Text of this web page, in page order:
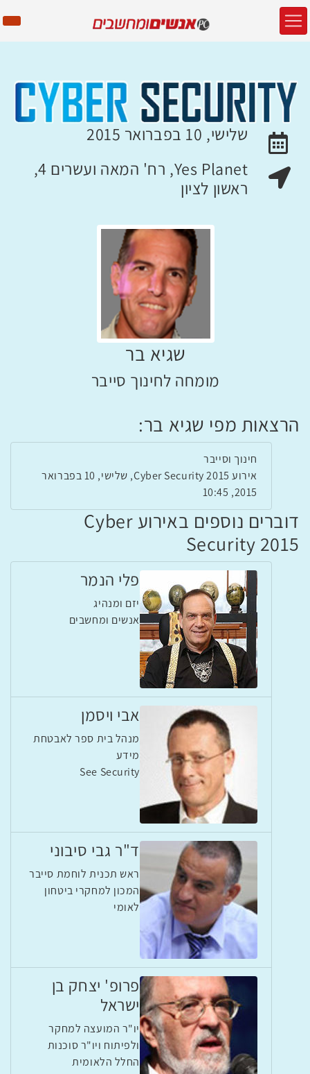
האירוע יתקיים בתאריך
שלישי, 10 בפברואר 2015
מקום האירוע:
Yes Planet, רח' המאה ועשרים 4,
ראשון לציון
שגיא בר
מומחה לחינוך סייבר
הרצאות מפי שגיא בר:
חינוך וסייבר
אירוע Cyber Security 2015, שלישי, 10 בפברואר
2015, 10:45
דוברים נוספים באירוע Cyber
Security 2015
פלי הנמר
יזם ומנהיג
אנשים ומחשבים
אבי ויסמן
מנהל בית ספר לאבטחת
מידע
See Security
ד"ר גבי סיבוני
ראש תכנית לוחמת סייבר
המכון למחקרי ביטחון
לאומי
פרופ' יצחק בן
ישראל
יו"ר המועצה למחקר
ולפיתוח ויו"ר סוכנות
החלל הלאומית